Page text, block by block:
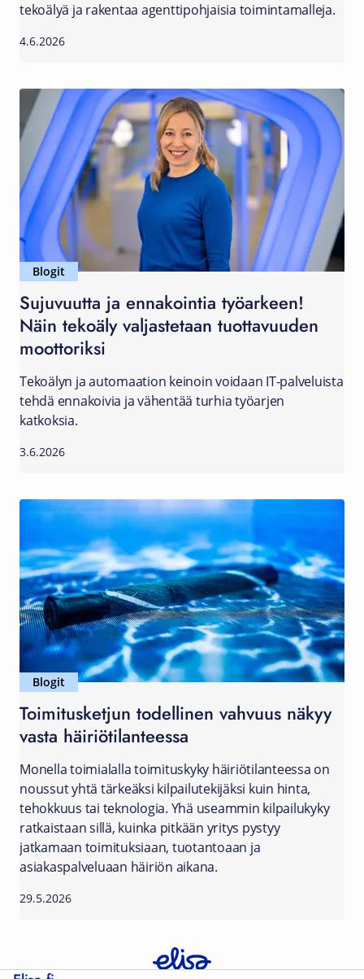
tekoälyä ja rakentaa agenttipohjaisia toimintamalleja.
4.6.2026
Blogit
Sujuvuutta ja ennakointia työarkeen!
Näin tekoäly valjastetaan tuottavuuden
moottoriksi
Tekoälyn ja automaation keinoin voidaan IT-palveluista
tehdä ennakoivia ja vähentää turhia työarjen
katkoksia.
3.6.2026
Blogit
Toimitusketjun todellinen vahvuus näkyy
vasta häiriötilanteessa
Monella toimialalla toimituskyky häiriötilanteessa on
noussut yhtä tärkeäksi kilpailutekijäksi kuin hinta,
tehokkuus tai teknologia. Yhä useammin kilpailukyky
ratkaistaan sillä, kuinka pitkään yritys pystyy
jatkamaan toimituksiaan, tuotantoaan ja
asiakaspalveluaan häiriön aikana.
29.5.2026